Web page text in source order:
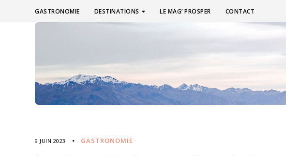
GASTRONOMIE DESTINATIONS LE MAG’ PROSPER CONTACT
9 JUIN 2023 GASTRONOMIE